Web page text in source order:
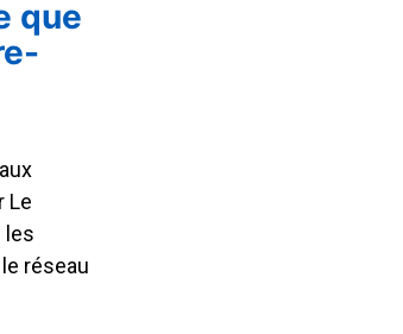
que
Le
les
réseau